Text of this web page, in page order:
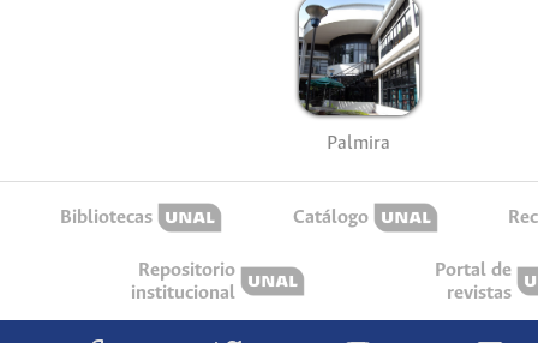
Palmira
Bibliotecas Catálogo
Repositorio
institucional
Portal de
revistas